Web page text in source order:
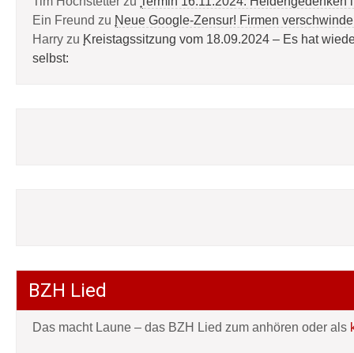
Ein Freund zu Neue Google-Zensur! Firmen
Harry zu Kreistagssitzung vom 18.09.2024 – Es hat
selbst:
BZH Lied
Das macht Laune – das BZH Lied zum anhören oder als